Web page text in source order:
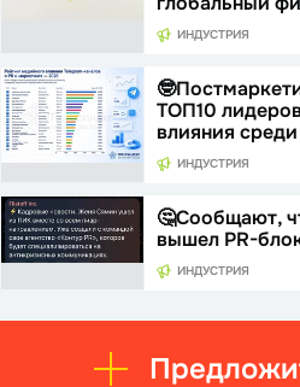
ИНДУСТРИЯ
ТОП10
влияния
ИНДУСТРИЯ
🤔Сообщают,
вышел PR-
ИНДУСТРИЯ